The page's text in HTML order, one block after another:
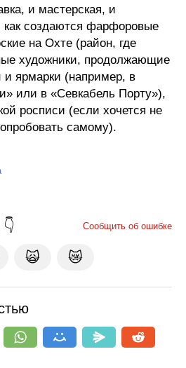
и мастерская, и
как создаются фарфоровые
на Охте (район, где
художники, продолжающие
и ярмарки (например, в
или в «Севкабель Порту»),
росписи (если хочется не
самому).
Сообщить об ошибке
🙀 😿